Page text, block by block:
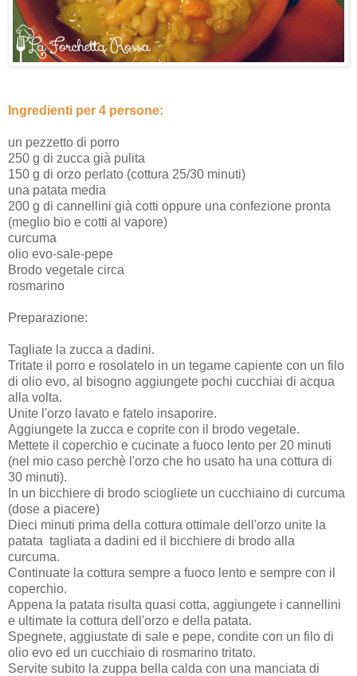
Ingredienti per 4 persone:
un pezzetto di porro
250 g di zucca già pulita
150 g di orzo perlato (cottura 25/30 minuti)
una patata media
200 g di cannellini già cotti oppure una confezione pronta
(meglio bio e cotti al vapore)
curcuma
olio evo-sale-pepe
Brodo vegetale circa
rosmarino
Preparazione:
Tagliate la zucca a dadini.
Tritate il porro e rosolatelo in un tegame capiente con un filo
di olio evo, al bisogno aggiungete pochi cucchiai di acqua
alla volta.
Unite l'orzo lavato e fatelo insaporire.
Aggiungete la zucca e coprite con il brodo vegetale.
Mettete il coperchio e cucinate a fuoco lento per 20 minuti
(nel mio caso perchè l'orzo che ho usato ha una cottura di
30 minuti).
In un bicchiere di brodo sciogliete un cucchiaino di curcuma
(dose a piacere)
Dieci minuti prima della cottura ottimale dell'orzo unite la
patata tagliata a dadini ed il bicchiere di brodo alla
curcuma.
Continuate la cottura sempre a fuoco lento e sempre con il
coperchio.
Appena la patata risulta quasi cotta, aggiungete i cannellini
e ultimate la cottura dell'orzo e della patata.
Spegnete, aggiustate di sale e pepe, condite con un filo di
olio evo ed un cucchiaio di rosmarino tritato.
Servite subito la zuppa bella calda con una manciata di